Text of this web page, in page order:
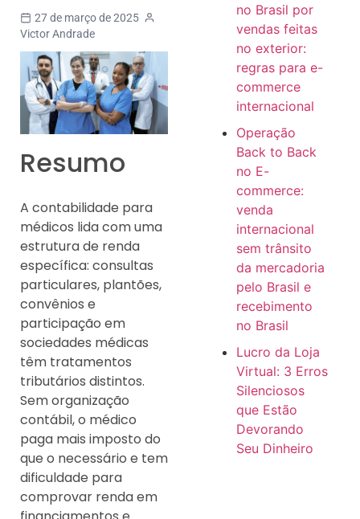
27 de março de 2025
Victor Andrade
Resumo
A contabilidade para
médicos lida com uma
estrutura de renda
específica: consultas
particulares, plantões,
convênios e
participação em
sociedades médicas
têm tratamentos
tributários distintos.
Sem organização
contábil, o médico
paga mais imposto do
que o necessário e tem
dificuldade para
comprovar renda em
no Brasil por
vendas feitas
no exterior:
regras para e-
commerce
internacional
Operação
Back to Back
no E-
commerce:
venda
internacional
sem trânsito
da mercadoria
pelo Brasil e
recebimento
no Brasil
Lucro da Loja
Virtual: 3 Erros
Silenciosos
que Estão
Devorando
Seu Dinheiro